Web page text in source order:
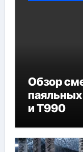
Обзор
и T990